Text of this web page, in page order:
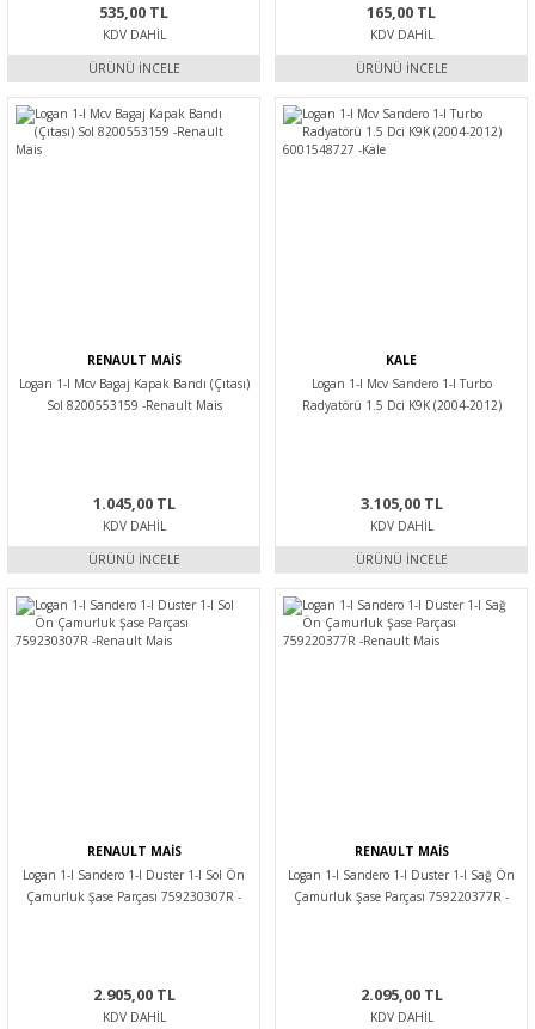
535,00 TL
KDV DAHIL
ÜRÜNÜ İNCELE
165,00 TL
KDV DAHIL
ÜRÜNÜ İNCELE
RENAULT MAİS
Logan 1-I Mcv Bagaj Kapak Bandı (Çıtası)
Sol 8200553159 -Renault Mais
1.045,00 TL
KDV DAHIL
ÜRÜNÜ İNCELE
KALE
Logan 1-I Mcv Sandero 1-I Turbo
Radyatörü 1.5 Dci K9K (2004-2012)
3.105,00 TL
KDV DAHIL
ÜRÜNÜ İNCELE
RENAULT MAİS
Logan 1-I Sandero 1-I Duster 1-I Sol Ön
Çamurluk Şase Parçası 759230307R -
2.905,00 TL
KDV DAHIL
RENAULT MAİS
Logan 1-I Sandero 1-I Duster 1-I Sağ Ön
Çamurluk Şase Parçası 759220377R -
2.095,00 TL
KDV DAHIL